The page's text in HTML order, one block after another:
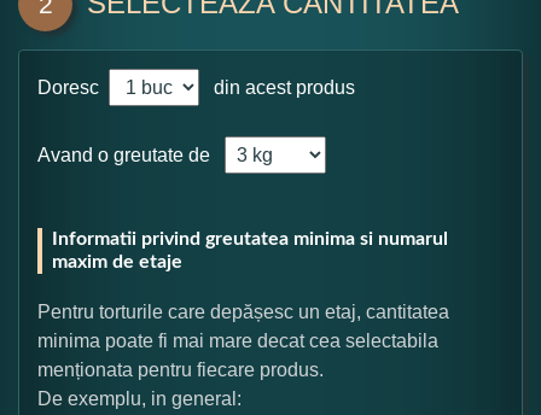
Doresc din acest produs
Avand o greutate de
Informatii privind greutatea minima si numarul
maxim de etaje
Pentru torturile care depășesc un etaj, cantitatea
minima poate fi mai mare decat cea selectabila
menționata pentru fiecare produs.
De exemplu, in general: